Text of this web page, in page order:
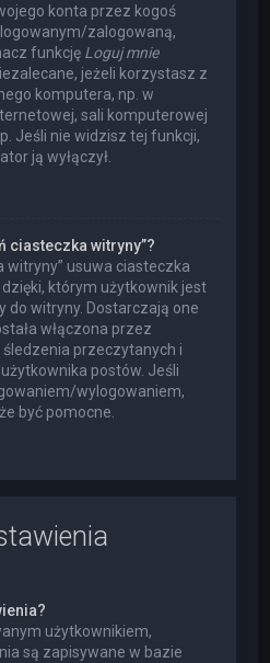
konta przez kogoś
zalogowaną,
funkcję Loguj mnie
jeżeli korzystasz z
komputera, np. w
sali komputerowej
Jeśli nie widzisz tej funkcji,
ją wyłączył.
ciasteczka witryny”?
witryny” usuwa ciasteczka
którym użytkownik jest
do witryny. Dostarczają one
włączona przez
przeczytanych i
postów. Jeśli
wylogowaniem,
być pomocne.
użytkownikiem,
są zapisywane w bazie